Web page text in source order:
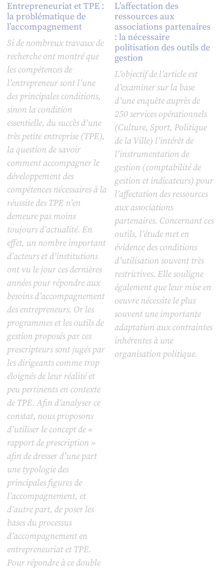
Entrepreneuriat et TPE :
la problématique de
l’accompagnement
Si de nombreux travaux de
recherche ont montré que
les compétences de
l’entrepreneur sont l’une
des principales conditions,
sinon la condition
essentielle, du succès d’une
très petite entreprise (TPE),
la question de savoir
comment accompagner le
développement des
compétences nécessaires à la
réussite des TPE n’en
demeure pas moins
toujours d’actualité. En
effet, un nombre important
d’acteurs et d’institutions
ont vu le jour ces dernières
années pour répondre aux
besoins d’accompagnement
des entrepreneurs. Or les
programmes et les outils de
gestion proposés par ces
prescripteurs sont jugés par
les dirigeants comme trop
éloignés de leur réalité et
peu pertinents en contexte
de TPE. Afin d’analyser ce
constat, nous proposons
d’utiliser le concept de «
rapport de prescription »
afin de dresser d’une part
une typologie des
principales figures de
l’accompagnement, et
d’autre part, de poser les
bases du processus
d’accompagnement en
entrepreneuriat et TPE.
Pour répondre à ce double
L’affectation des
ressources aux
associations partenaires
: la nécessaire
politisation des outils de
gestion
L’objectif de l’article est
d’examiner sur la base
d’une enquête auprès de
250 services opérationnels
(Culture, Sport, Politique
de la Ville) l’intérêt de
l’instrumentation de
gestion (comptabilité de
gestion et indicateurs) pour
l’affectation des ressources
aux associations
partenaires. Concernant ces
outils, l’étude met en
évidence des conditions
d’utilisation souvent très
restrictives. Elle souligne
également que leur mise en
oeuvre nécessite le plus
souvent une importante
adaptation aux contraintes
inhérentes à une
organisation politique.